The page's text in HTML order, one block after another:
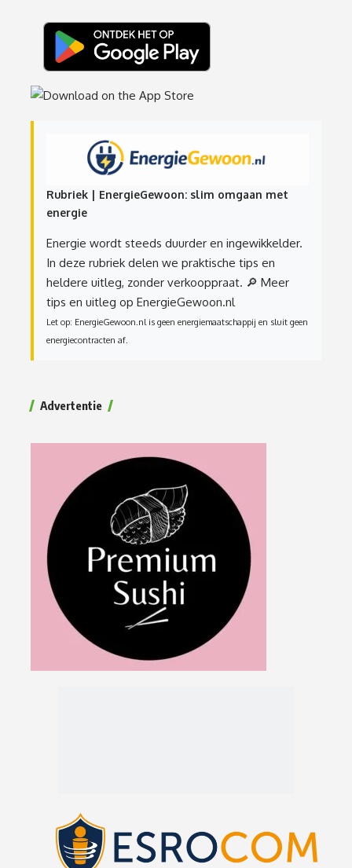
Rubriek | EnergieGewoon: slim omgaan met
energie
Energie wordt steeds duurder en ingewikkelder.
In deze rubriek delen we praktische tips en
heldere uitleg, zonder verkooppraat. 🔎 Meer
tips en uitleg op EnergieGewoon.nl
Let op: EnergieGewoon.nl is geen energiemaatschappij en sluit geen
energiecontracten af.
Advertentie